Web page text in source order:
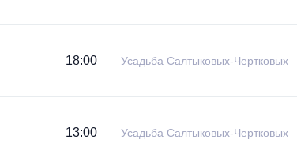
18:00 Усадьба Салтыковых-Чертковых
13:00 Усадьба Салтыковых-Чертковых